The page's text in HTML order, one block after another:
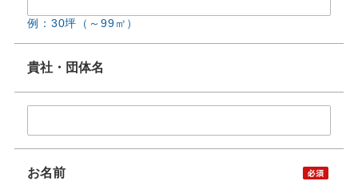
例：30坪（～99㎡）
貴社・団体名
お名前